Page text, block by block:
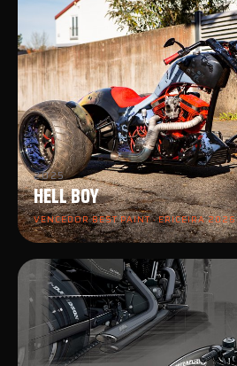
2025
HELL BOY
VENCEDOR BEST PAINT · ERICEIRA 2026